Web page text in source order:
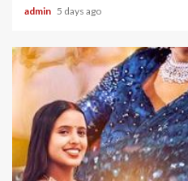
admin 5 days ago